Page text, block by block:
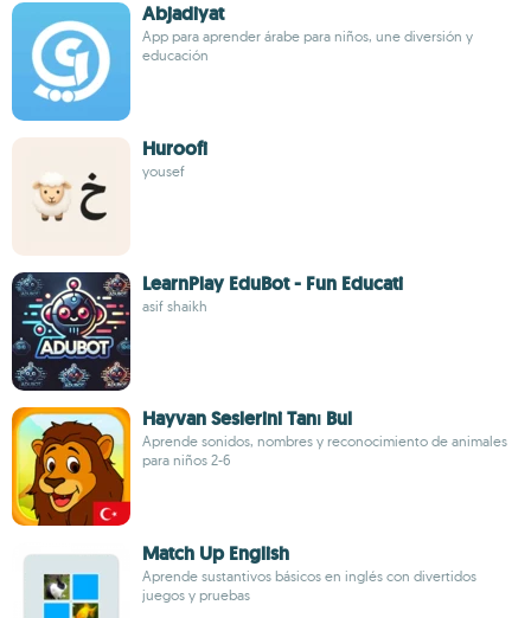
Abjadiyat
App para aprender árabe para niños, une diversión y
educación
Huroofi
yousef
LearnPlay EduBot - Fun Educati
asif shaikh
Hayvan Seslerini Tanı Bul
Aprende sonidos, nombres y reconocimiento de animales
para niños 2-6
Match Up English
Aprende sustantivos básicos en inglés con divertidos
juegos y pruebas